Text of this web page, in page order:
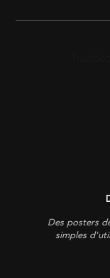
Des posters
simples